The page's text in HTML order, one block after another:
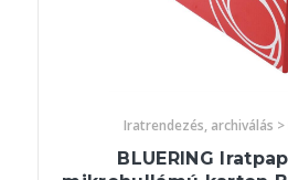
Iratrendezés, archiválás
BLUERING